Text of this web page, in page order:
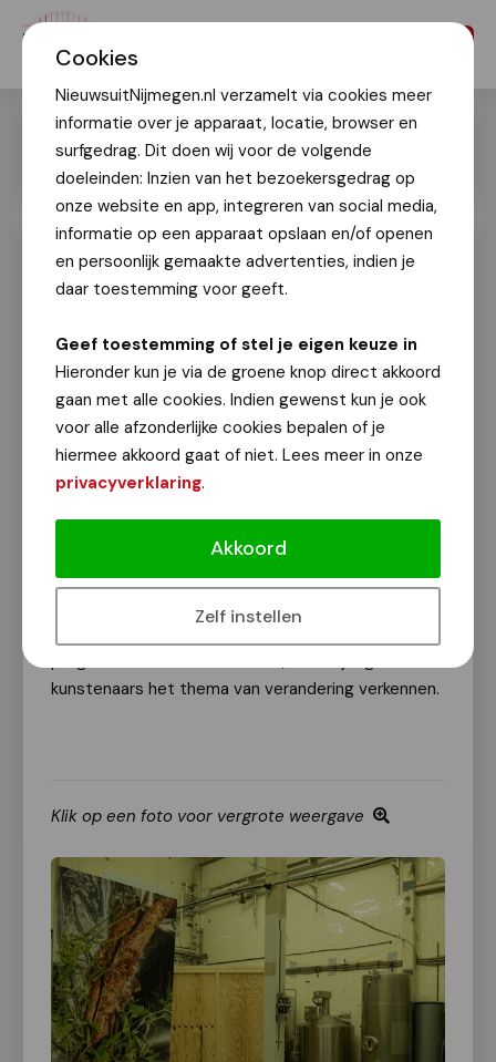
Cookies
NieuwsuitNijmegen.nl verzamelt via cookies meer
informatie over je apparaat, locatie, browser en
surfgedrag. Dit doen wij voor de volgende
doeleinden: Inzien van het bezoekersgedrag op
onze website en app, integreren van social media,
informatie op een apparaat opslaan en/of openen
en persoonlijk gemaakte advertenties, indien je
daar toestemming voor geeft.
Geef toestemming of stel je eigen keuze in
Hieronder kun je via de groene knop direct akkoord
gaan met alle cookies. Indien gewenst kun je ook
voor alle afzonderlijke cookies bepalen of je
hiermee akkoord gaat of niet. Lees meer in onze
privacyverklaring.
Akkoord
Zelf instellen
RUIS geopend, broedplaats voor kunst
en experiment
Op 14 februari heropendeStichtingRUIShaar
deuren op een nieuwe, tijdelijke locatie op het
Honig-terrein in Nijmegen. Deze broedplaats voor
kunst en experiment werd door wethouder
NoëlVergunstfeestelijk geopend met de
Building a Ruin
Marc Elisabeth.Wethouder NoëlVergunstopende
op 14 februari de tijdelijke
tentoonstellingruimte op
kunstenaars het thema van verandering verkennen.
Klik op een foto voor vergrote weergave